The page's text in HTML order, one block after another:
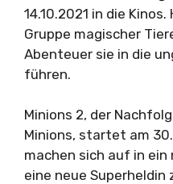
14.10.2021 in die
Gruppe magischer
Abenteuer sie in die
führen.
Minions 2, der
Minions, startet am
machen sich auf in ein
eine neue Superheldin